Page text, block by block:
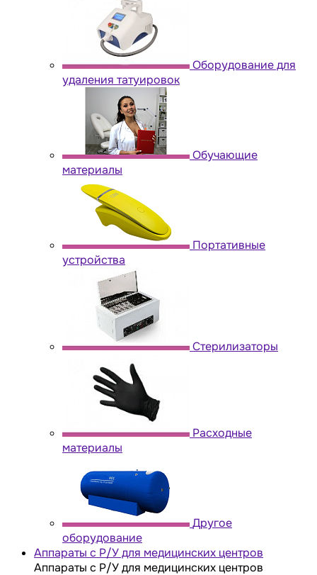
Оборудование для
удаления татуировок
Обучающие
материалы
Портативные
устройства
Стерилизаторы
Расходные
материалы
Другое
оборудование
Аппараты с Р/У для медицинских центров
Аппараты с Р/У для медицинских центров